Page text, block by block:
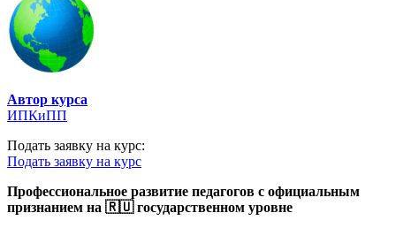
Автор курса
ИПКиПП
Подать заявку на курс:
Подать заявку на курс
Профессиональное развитие педагогов с официальным
признанием на 🇷🇺 государственном уровне